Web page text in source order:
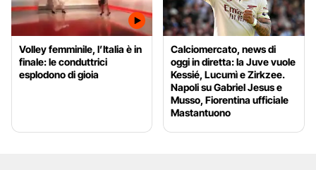
Volley femminile, l’Italia è in
finale: le conduttrici
esplodono di gioia
Calciomercato, news di
oggi in diretta: la Juve vuole
Kessié, Lucumì e Zirkzee.
Napoli su Gabriel Jesus e
Musso, Fiorentina ufficiale
Mastantuono